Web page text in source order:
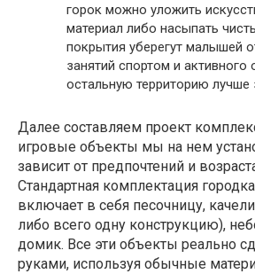
горок можно уложить
материал либо насыпать
покрытия уберегут малышей
занятий спортом и активного
остальную территорию лучше
Далее составляем проект
игровые объекты мы на нем
зависит от предпочтений и
Стандартная комплектация
включает в себя песочницу,
либо всего одну конструкцию),
домик. Все эти объекты реально
руками, используя обычные